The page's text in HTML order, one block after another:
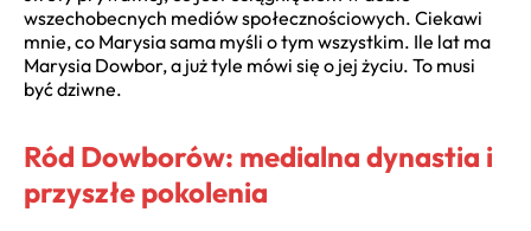
wszechobecnych mediów społecznościowych. Ciekawi
mnie, co Marysia sama myśli o tym wszystkim. Ile lat ma
Marysia Dowbor, a już tyle mówi się o jej życiu. To musi
być dziwne.
Ród Dowborów: medialna dynastia i
przyszłe pokolenia